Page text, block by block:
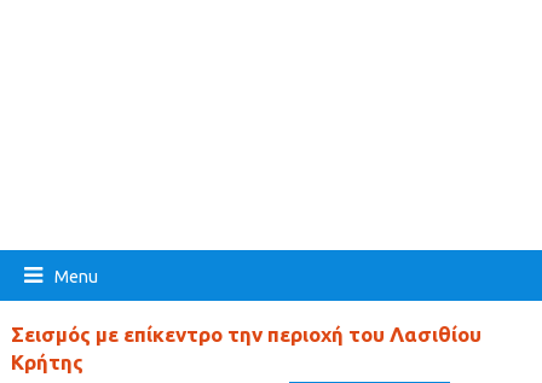
Menu
Σεισμός με επίκεντρο την περιοχή του Λασιθίου
Κρήτης